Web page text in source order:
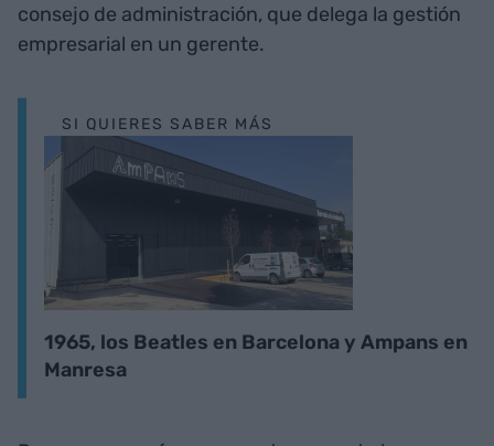
consejo de administración, que delega la gestión
empresarial en un gerente.
SI QUIERES SABER MÁS
1965, los Beatles en Barcelona y Ampans en
Manresa